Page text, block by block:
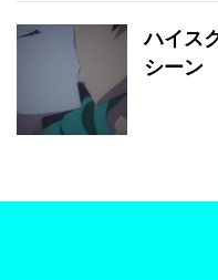
ハイス
シーン